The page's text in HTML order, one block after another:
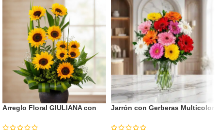
Arreglo Floral GIULIANA con
Jarrón con Gerberas Multicolor